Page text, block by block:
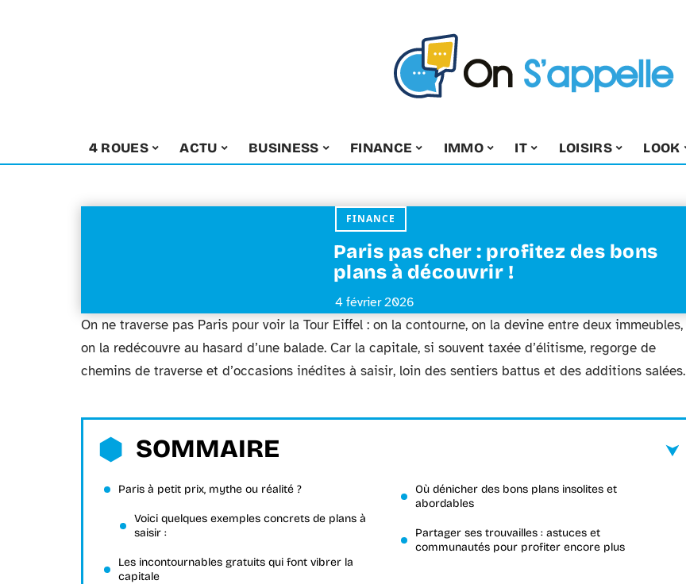
4 ROUES ACTU BUSINESS FINANCE IMMO IT LOISIRS LOOK
FINANCE
Paris pas cher : profitez des bons
plans à découvrir !
4 février 2026
On ne traverse pas Paris pour voir la Tour Eiffel : on la contourne, on la devine entre deux immeubles,
on la redécouvre au hasard d’une balade. Car la capitale, si souvent taxée d’élitisme, regorge de
chemins de traverse et d’occasions inédites à saisir, loin des sentiers battus et des additions salées.
SOMMAIRE
Paris à petit prix, mythe ou réalité ?
Voici quelques exemples concrets de plans à
saisir :
Les incontournables gratuits qui font vibrer la
capitale
Où dénicher des bons plans insolites et
abordables
Partager ses trouvailles : astuces et
communautés pour profiter encore plus